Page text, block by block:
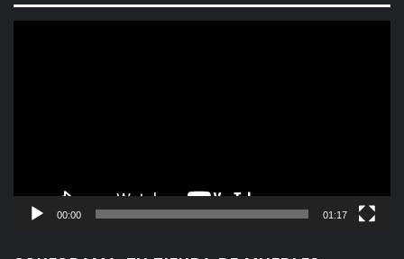
00:00 01:17